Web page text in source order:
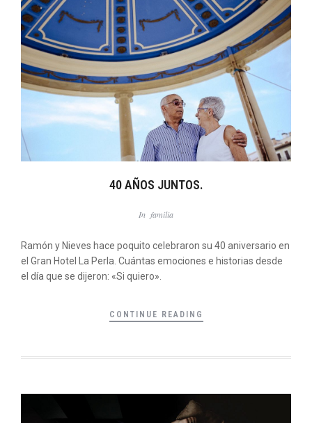
40 AÑOS JUNTOS.
In familia
Ramón y Nieves hace poquito celebraron su 40 aniversario en
el Gran Hotel La Perla. Cuántas emociones e historias desde
el día que se dijeron: «Si quiero».
CONTINUE READING